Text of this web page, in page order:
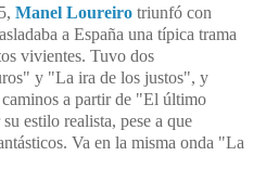
Manel Loureiro triunfó con
a España una típica trama
vivientes. Tuvo dos
y "La ira de los justos", y
a partir de "El último
estilo realista, pese a que
Va en la misma onda "La